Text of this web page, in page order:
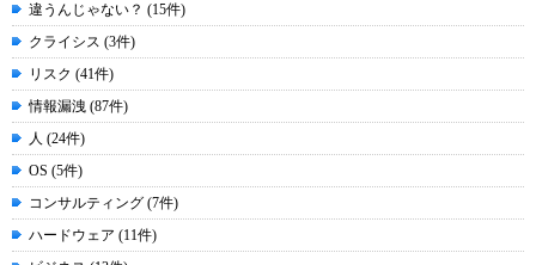
違うんじゃない？ (15件)
クライシス (3件)
リスク (41件)
情報漏洩 (87件)
人 (24件)
OS (5件)
コンサルティング (7件)
ハードウェア (11件)